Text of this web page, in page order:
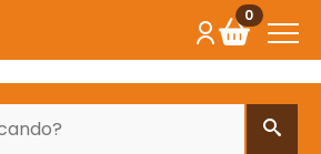
0